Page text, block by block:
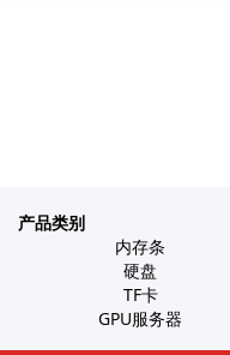
产品类别
内存条
硬盘
TF卡
GPU服务器